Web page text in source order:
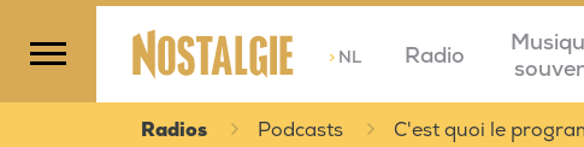
>NL Radio
Radios Podcasts C'est quoi le